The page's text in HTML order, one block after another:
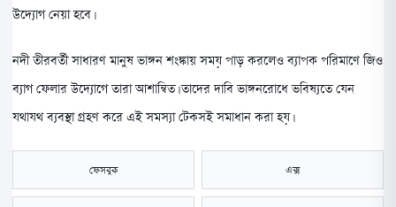
উদ্যোগ নেয়া হবে।
নদী তীরবর্তী সাধারণ মানুষ ভাঙ্গন শংঙ্কায় সময় পাড় করলেও ব্যাপক পরিমাণে জিও
ব্যাগ ফেলার উদ্যোগে তারা আশান্বিত। তাদের দাবি ভাঙ্গনরোধে ভবিষ্যতে যেন
যথাযথ ব্যবস্থা গ্রহণ করে এই সমস্যা টেকসই সমাধান করা হয়।
ফেসবুক এক্স